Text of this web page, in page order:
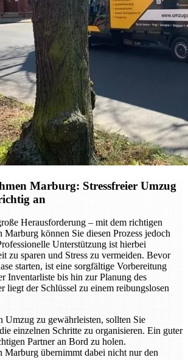
Marburg: Stressfreier Umzug
an
Herausforderung – mit dem richtigen
Marburg können Sie diesen Prozess jedoch
Unterstützung ist hierbei
zu sparen und Stress zu vermeiden. Bevor
starten, ist eine sorgfältige Vorbereitung
Inventarliste bis hin zur Planung des
liegt der Schlüssel zu einem reibungslosen
Umzug zu gewährleisten, sollten Sie
einzelnen Schritte zu organisieren. Ein guter
Partner an Bord zu holen.
Marburg übernimmt dabei nicht nur den